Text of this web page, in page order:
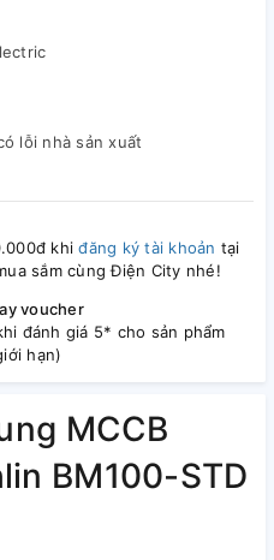
lỗi nhà sản xuất
khiđăng ký tài khoản tại
sắm cùng Điện City nhé!
voucher
đánh giá 5* cho sản phẩm
hạn)
MCCB
BM100-STD